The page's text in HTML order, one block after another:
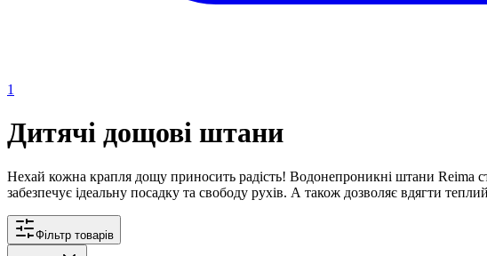
1
Дитячі дощові штани
Нехай кожна крапля дощу приносить радість! Водонепроникні штани Reima
забезпечує ідеальну посадку та свободу рухів. А також дозволяє вдягти
Фільтр товарів